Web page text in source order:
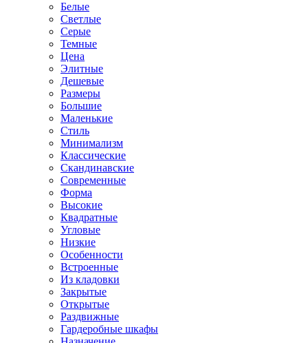
Белые
Светлые
Серые
Темные
Цена
Элитные
Дешевые
Размеры
Большие
Маленькие
Стиль
Минимализм
Классические
Скандинавские
Современные
Форма
Высокие
Квадратные
Угловые
Низкие
Особенности
Встроенные
Из кладовки
Закрытые
Открытые
Раздвижные
Гардеробные шкафы